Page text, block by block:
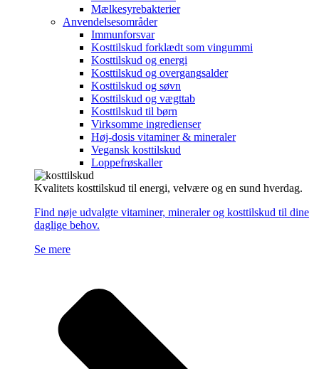
Mælkesyrebakterier
Anvendelsesområder
Immunforsvar
Kosttilskud forklædt som vingummi
Kosttilskud og energi
Kosttilskud og overgangsalder
Kosttilskud og søvn
Kosttilskud og vægttab
Kosttilskud til børn
Virksomme ingredienser
Høj-dosis vitaminer & mineraler
Vegansk kosttilskud
Loppefrøskaller
Kvalitets kosttilskud til energi, velvære og en sund hverdag.
Find nøje udvalgte vitaminer, mineraler og kosttilskud til dine
daglige behov.
Se mere